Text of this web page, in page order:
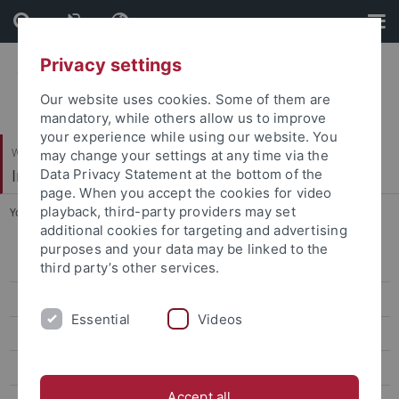
Skip
to
content
Skip
to
footer
Wirtschafts- und Sozialwissenschaftliche Fakultät
Institut für Sportwissenschaft
You are here: Startseite ... 2000-heute
1819-1844
1925-1959
Privacy settings
Our website uses cookies. Some of them are
mandatory, while others allow us to improve
your experience while using our website. You
may change your settings at any time via the
Data Privacy Statement at the bottom of the
page. When you accept the cookies for video
playback, third-party providers may set
additional cookies for targeting and advertising
purposes and your data may be linked to the
third party’s other services.
Essential Videos